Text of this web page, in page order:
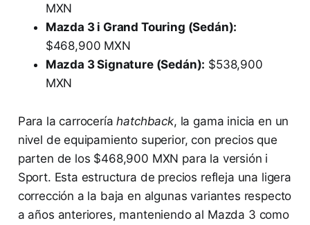
MXN
Mazda 3 i Grand Touring (Sedán):
$468,900 MXN
Mazda 3 Signature (Sedán): $538,900
MXN
Para la carroceríahatchback, la gama inicia en un
nivel de equipamiento superior, con precios que
parten de los $468,900 MXN para la versión i
Sport. Esta estructura de precios refleja una ligera
corrección a la baja en algunas variantes respecto
a años anteriores, manteniendo al Mazda 3 como